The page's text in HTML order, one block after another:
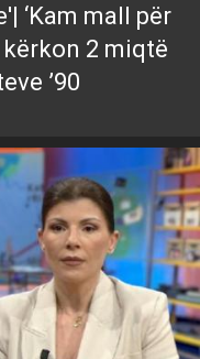
‘Kam mall për
2 miqtë
’90